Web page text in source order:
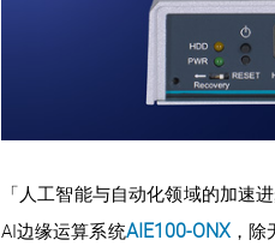
「人工智能与自动化领域的加速
AI边缘运算系统AIE100-ONX，除